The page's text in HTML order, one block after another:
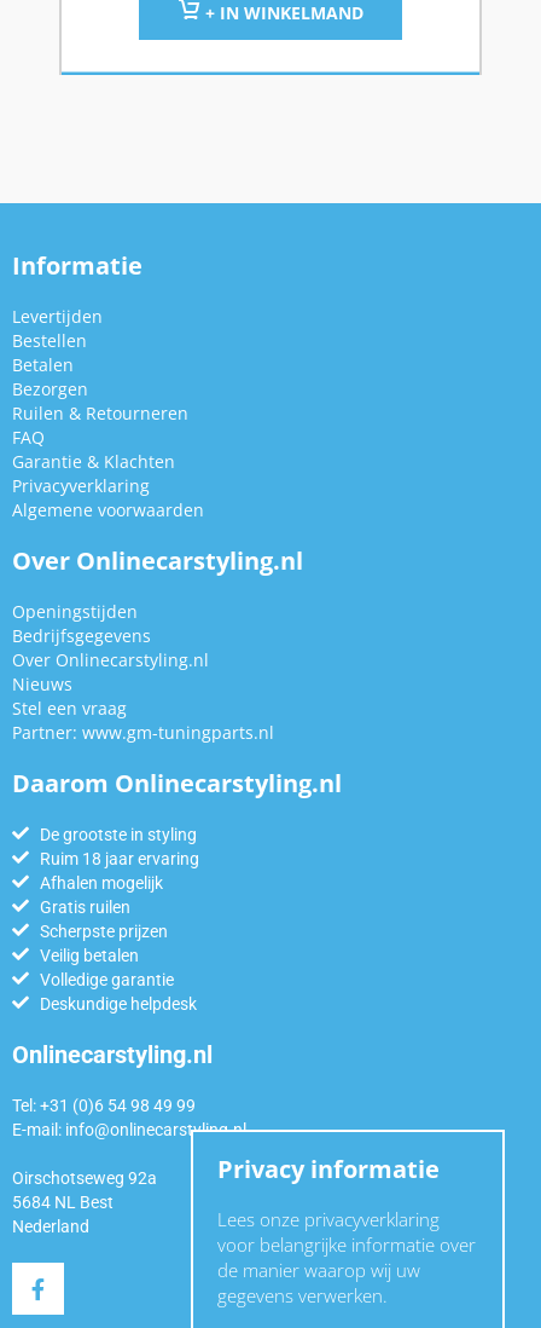
+ IN WINKELMAND
Informatie
Levertijden
Bestellen
Betalen
Bezorgen
Ruilen & Retourneren
FAQ
Garantie & Klachten
Privacyverklaring
Algemene voorwaarden
Over Onlinecarstyling.nl
Openingstijden
Bedrijfsgegevens
Over Onlinecarstyling.nl
Nieuws
Stel een vraag
Partner: www.gm-tuningparts.nl
Daarom Onlinecarstyling.nl
De grootste in styling
Ruim 18 jaar ervaring
Afhalen mogelijk
Gratis ruilen
Scherpste prijzen
Veilig betalen
Volledige garantie
Deskundige helpdesk
Onlinecarstyling.nl
Tel: +31 (0)6 54 98 49 99
E-mail: info@onlinecarstyling.nl
Oirschotseweg 92a
5684 NL Best
Nederland
Privacy informatie
Lees onze privacyverklaring
voor belangrijke informatie over
de manier waarop wij uw
gegevens verwerken.